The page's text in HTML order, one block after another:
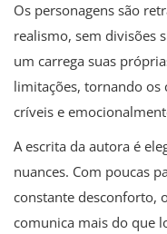
Os personagens são
realismo, sem divisões
um carrega suas
limitações, tornando
críveis e
A escrita da autora é
nuances. Com poucas
constante desconforto,
comunica mais do que